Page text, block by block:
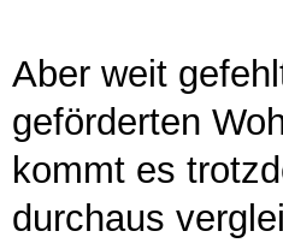
Aber weit
geförderten
kommt es
durchaus